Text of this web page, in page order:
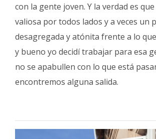
con la gente joven. Y la verdad es
valiosa por todos lados y a veces un
desagregada y atónita frente a lo
y bueno yo decidí trabajar para esa
no se apabullen con lo que está
encontremos alguna salida.